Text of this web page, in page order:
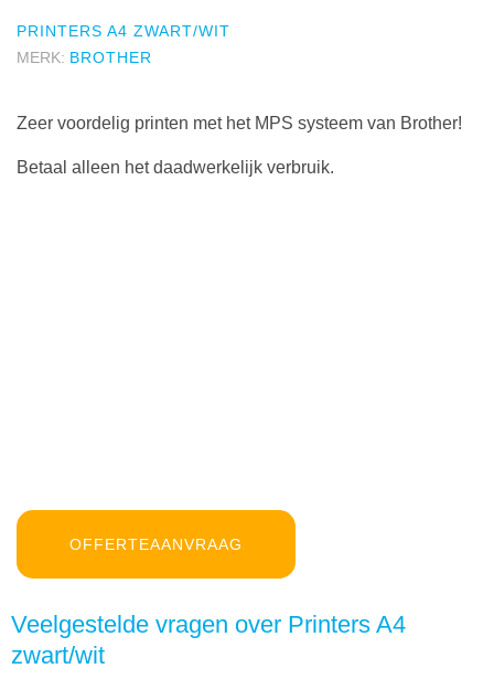
PRINTERS A4 ZWART/WIT
MERK: BROTHER
Zeer voordelig printen met het MPS systeem van Brother!
Betaal alleen het daadwerkelijk verbruik.
OFFERTEAANVRAAG
Veelgestelde vragen over Printers A4
zwart/wit